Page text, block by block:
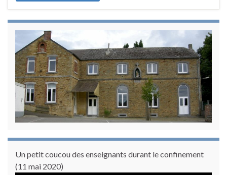
Un petit coucou des enseignants durant le confinement
(11 mai 2020)